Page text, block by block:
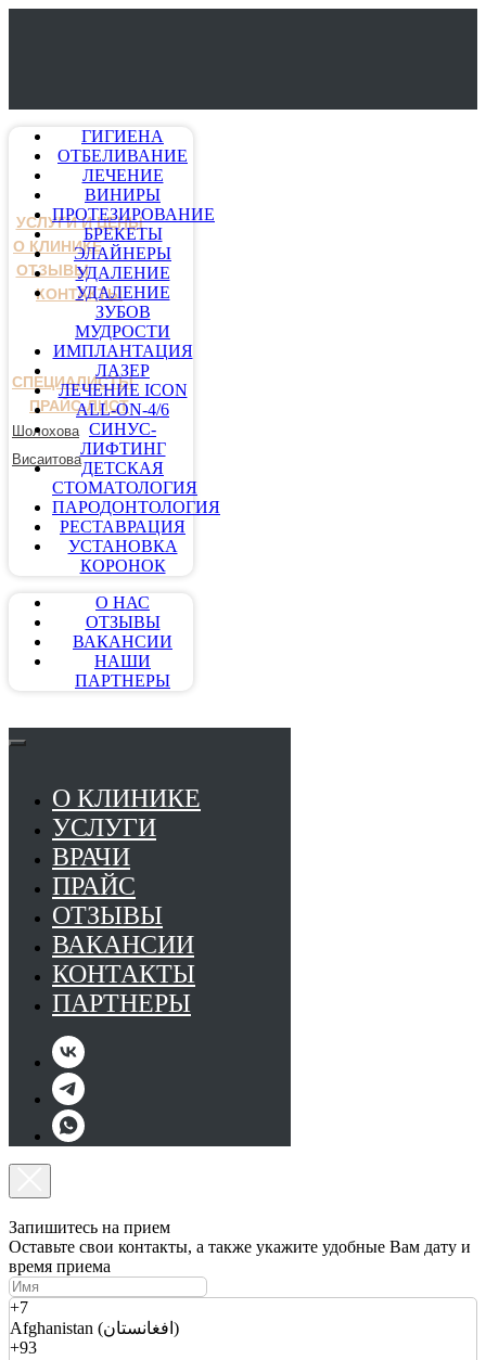
УСЛУГИ И ЦЕНЫ
О КЛИНИКЕ
ОТЗЫВЫ
КОНТАКТЫ
СПЕЦИАЛИСТЫ
ПРАЙС-ЛИСТ
Шолохова
Висаитова
ГИГИЕНА
ОТБЕЛИВАНИЕ
ЛЕЧЕНИЕ
ВИНИРЫ
ПРОТЕЗИРОВАНИЕ
БРЕКЕТЫ
ЭЛАЙНЕРЫ
УДАЛЕНИЕ
УДАЛЕНИЕ
ЗУБОВ
МУДРОСТИ
ИМПЛАНТАЦИЯ
ЛАЗЕР
ЛЕЧЕНИЕ ICON
ALL-ON-4/6
СИНУС-
ЛИФТИНГ
ДЕТСКАЯ
СТОМАТОЛОГИЯ
ПАРОДОНТОЛОГИЯ
РЕСТАВРАЦИЯ
УСТАНОВКА
КОРОНОК
О НАС
ОТЗЫВЫ
ВАКАНСИИ
НАШИ
ПАРТНЕРЫ
О КЛИНИКЕ
УСЛУГИ
ВРАЧИ
ПРАЙС
ОТЗЫВЫ
ВАКАНСИИ
КОНТАКТЫ
ПАРТНЕРЫ
Запишитесь на прием
Оставьте свои контакты, а также укажите удобные Вам дату и
время приема
+7
Afghanistan (افغانستان)
+93